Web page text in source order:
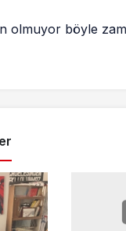
olmuyor böyle